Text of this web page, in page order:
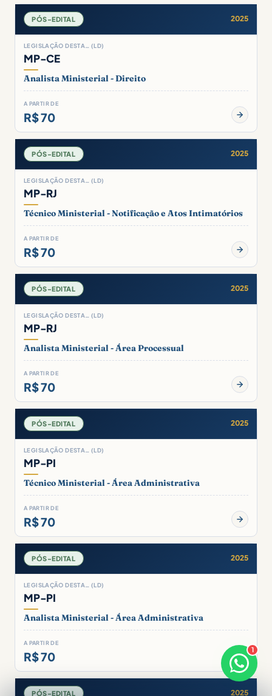
PÓS-EDITAL 2025
LEGISLAÇÃO DESTA… (LD)
MP-CE
Analista Ministerial - Direito
A PARTIR DE
R$ 70
PÓS-EDITAL 2025
LEGISLAÇÃO DESTA… (LD)
MP-RJ
Técnico Ministerial - Notificação e Atos Intimatórios
A PARTIR DE
R$ 70
PÓS-EDITAL 2025
LEGISLAÇÃO DESTA… (LD)
MP-RJ
Analista Ministerial - Área Processual
A PARTIR DE
R$ 70
PÓS-EDITAL 2025
LEGISLAÇÃO DESTA… (LD)
MP-PI
Técnico Ministerial - Área Administrativa
A PARTIR DE
R$ 70
PÓS-EDITAL 2025
LEGISLAÇÃO DESTA… (LD)
MP-PI
Analista Ministerial - Área Administrativa
A PARTIR DE
R$ 70
PÓS-EDITAL 2025
×
Responde em breve
1